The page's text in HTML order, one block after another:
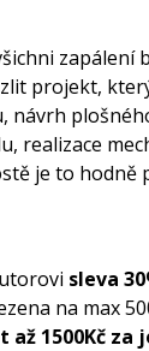
projekt,
návrh
realizace
je to hodně
sleva
na max
až 1500Kč za